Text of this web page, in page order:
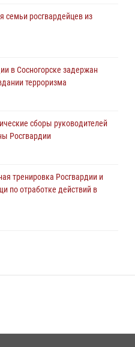
отработали план «Квартал»
этап ежегодного
мастерства среди
Росгвардии
участие в молебне в рамках
князя
семьи росгвардейцев из
в Сосногорске задержан
терроризма
сборы руководителей
Росгвардии
тренировка Росгвардии и
по отработке действий в
директора филиала